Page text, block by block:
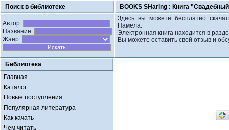
Поиск в библиотеке BOOKS SHaring : Книга
Автор:
Название:
Жанр:
Здесь вы можете бесплатно
Памела.
Электронная книга находится в
Вы можете оставить свой отзыв и
Библиотека
Главная
Каталог
Новые поступления
Популярная литература
Как качать
Чем читать